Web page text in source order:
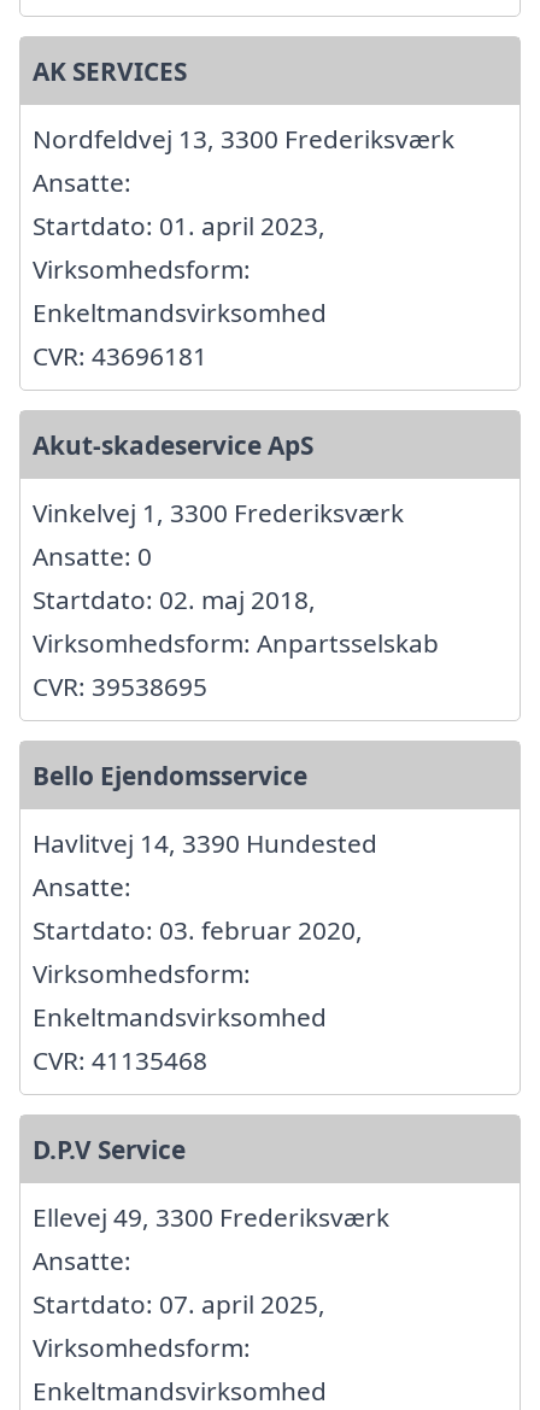
AK SERVICES
Nordfeldvej 13, 3300 Frederiksværk
Ansatte:
Startdato: 01. april 2023,
Virksomhedsform:
Enkeltmandsvirksomhed
CVR: 43696181
Akut-skadeservice ApS
Vinkelvej 1, 3300 Frederiksværk
Ansatte: 0
Startdato: 02. maj 2018,
Virksomhedsform: Anpartsselskab
CVR: 39538695
Bello Ejendomsservice
Havlitvej 14, 3390 Hundested
Ansatte:
Startdato: 03. februar 2020,
Virksomhedsform:
Enkeltmandsvirksomhed
CVR: 41135468
D.P.V Service
Ellevej 49, 3300 Frederiksværk
Ansatte:
Startdato: 07. april 2025,
Virksomhedsform:
Enkeltmandsvirksomhed